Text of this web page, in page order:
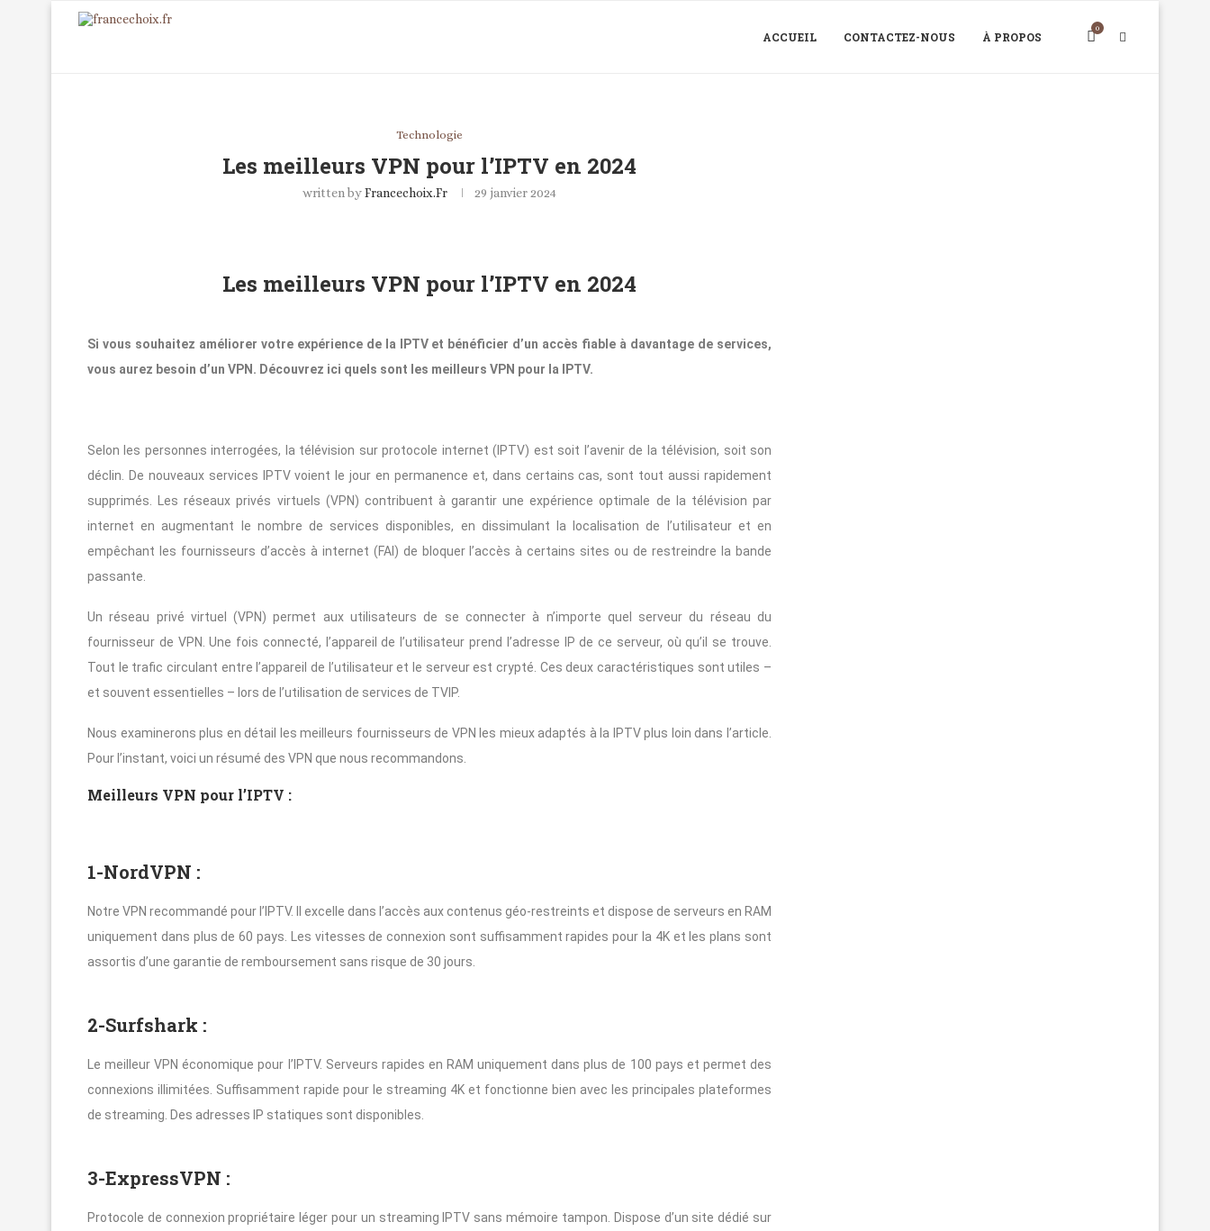
ACCUEIL CONTACTEZ-NOUS À PROPOS
0
Technologie
Les meilleurs VPN pour l’IPTV en 2024
written byFrancechoix.fr 29 janvier 2024
Les meilleurs VPN pour l’IPTV en 2024
Si vous souhaitez améliorer votre expérience de la IPTV et bénéficier d’un accès fiable à davantage de services,
vous aurez besoin d’un VPN. Découvrez ici quels sont les meilleurs VPN pour la IPTV.
Selon les personnes interrogées, la télévision sur protocole internet (IPTV) est soit l’avenir de la télévision, soit son
déclin. De nouveaux services IPTV voient le jour en permanence et, dans certains cas, sont tout aussi rapidement
supprimés. Les réseaux privés virtuels (VPN) contribuent à garantir une expérience optimale de la télévision par
internet en augmentant le nombre de services disponibles, en dissimulant la localisation de l’utilisateur et en
empêchant les fournisseurs d’accès à internet (FAI) de bloquer l’accès à certains sites ou de restreindre la bande
passante.
Un réseau privé virtuel (VPN) permet aux utilisateurs de se connecter à n’importe quel serveur du réseau du
fournisseur de VPN. Une fois connecté, l’appareil de l’utilisateur prend l’adresse IP de ce serveur, où qu’il se trouve.
Tout le trafic circulant entre l’appareil de l’utilisateur et le serveur est crypté. Ces deux caractéristiques sont utiles –
et souvent essentielles – lors de l’utilisation de services de TVIP.
Nous examinerons plus en détail les meilleurs fournisseurs de VPN les mieux adaptés à la IPTV plus loin dans l’article.
Pour l’instant, voici un résumé des VPN que nous recommandons.
Meilleurs VPN pour l’IPTV :
1-NordVPN :
Notre VPN recommandé pour l’IPTV. Il excelle dans l’accès aux contenus géo-restreints et dispose de serveurs en RAM
uniquement dans plus de 60 pays. Les vitesses de connexion sont suffisamment rapides pour la 4K et les plans sont
assortis d’une garantie de remboursement sans risque de 30 jours.
2-Surfshark :
Le meilleur VPN économique pour l’IPTV. Serveurs rapides en RAM uniquement dans plus de 100 pays et permet des
connexions illimitées. Suffisamment rapide pour le streaming 4K et fonctionne bien avec les principales plateformes
de streaming. Des adresses IP statiques sont disponibles.
3-ExpressVPN :
Protocole de connexion propriétaire léger pour un streaming IPTV sans mémoire tampon. Dispose d’un site dédié sur